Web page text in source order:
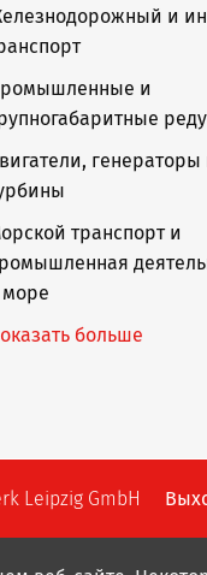
и
и
генераторы
транспорт и
море
больше
Leipzig GmbH